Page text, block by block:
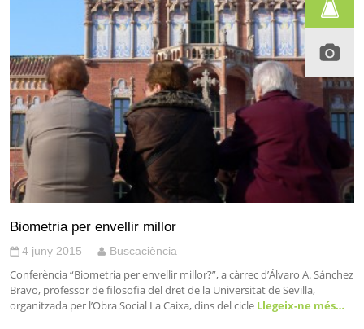
Biometria per envellir millor
4 juny 2015 Buscaciència
Conferència “Biometria per envellir millor?”, a càrrec d’Álvaro A. Sánchez
Bravo, professor de filosofia del dret de la Universitat de Sevilla,
organitzada per l’Obra Social La Caixa, dins del cicle Llegeix-ne més…